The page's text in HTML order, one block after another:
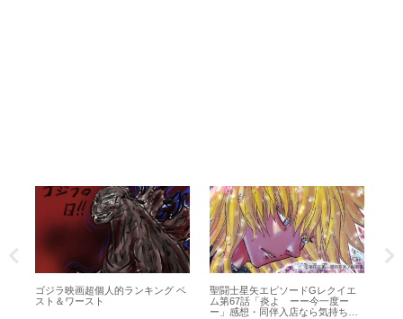
ゴジラ映画超個人的ランキング ベ
スト＆ワースト
聖闘士星矢エピソードGレクイエ
ム第67話「炎よ ーー今一度ー
ー」感想・同伴入店なら気持ちも